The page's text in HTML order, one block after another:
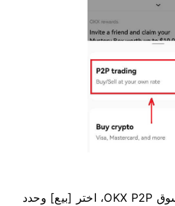
2. في الشاشة الرئيسية لسوق OKX P2P، اختر [بيع] وحدد